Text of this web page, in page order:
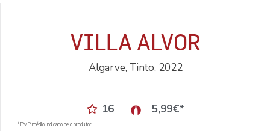
VILLA ALVOR
Algarve, Tinto, 2022
16 5,99€*
*PVP médio indicado pelo produtor